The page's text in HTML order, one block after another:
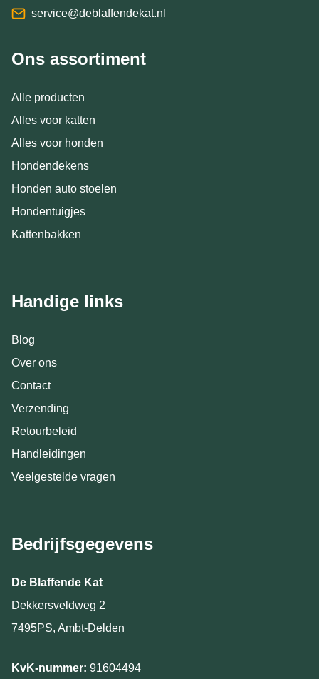
service@deblaffendekat.nl
Ons assortiment
Alle producten
Alles voor katten
Alles voor honden
Hondendekens
Honden auto stoelen
Hondentuigjes
Kattenbakken
Handige links
Blog
Over ons
Contact
Verzending
Retourbeleid
Handleidingen
Veelgestelde vragen
Bedrijfsgegevens
De Blaffende Kat
Dekkersveldweg 2
7495PS, Ambt-Delden
KvK-nummer: 91604494